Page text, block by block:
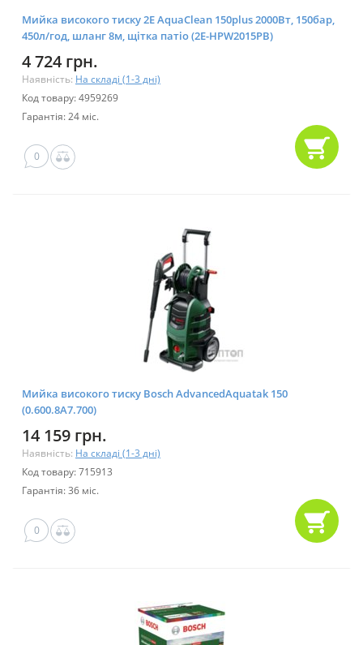
Мийка високого тиску 2E AquaClean 150plus 2000Вт, 150бар,
450л/год, шланг 8м, щітка патіо (2E-HPW2015PB)
4 724 грн.
Наявність: На складі (1-3 дні)
Код товару: 4959269
Гарантія: 24 міс.
0
Мийка високого тиску Bosch AdvancedAquatak 150
(0.600.8A7.700)
14 159 грн.
Наявність: На складі (1-3 дні)
Код товару: 715913
Гарантія: 36 міс.
0